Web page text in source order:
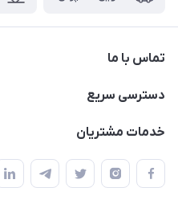
تماس با ما
09172138137
دسترسی سریع
حساب کاربری
لیست محصولات
خدمات مشتریان
قوانین و مقررات
حریم خصوصی